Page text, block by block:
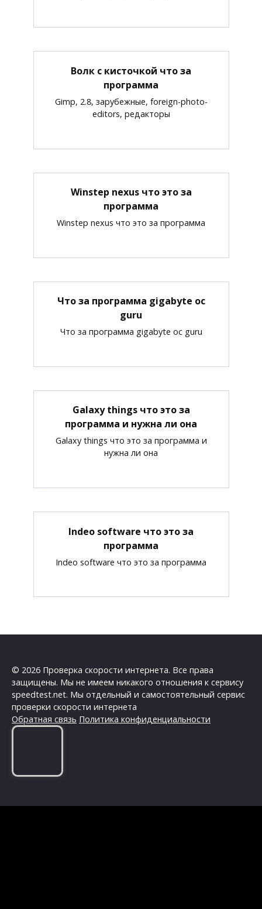
Волк с кисточкой что за
программа
Gimp, 2.8, зарубежные, foreign-photo-
editors, редакторы
Winstep nexus что это за
программа
Winstep nexus что это за программа
Что за программа gigabyte oc
guru
Что за программа gigabyte oc guru
Galaxy things что это за
программа и нужна ли она
Galaxy things что это за программа и
нужна ли она
Indeo software что это за
программа
Indeo software что это за программа
© 2026 Проверка скорости интернета. Все права
защищены. Мы не имеем никакого отношения к сервису
speedtest.net. Мы отдельный и самостоятельный сервис
проверки скорости интернета
Обратная связь Политика конфиденциальности